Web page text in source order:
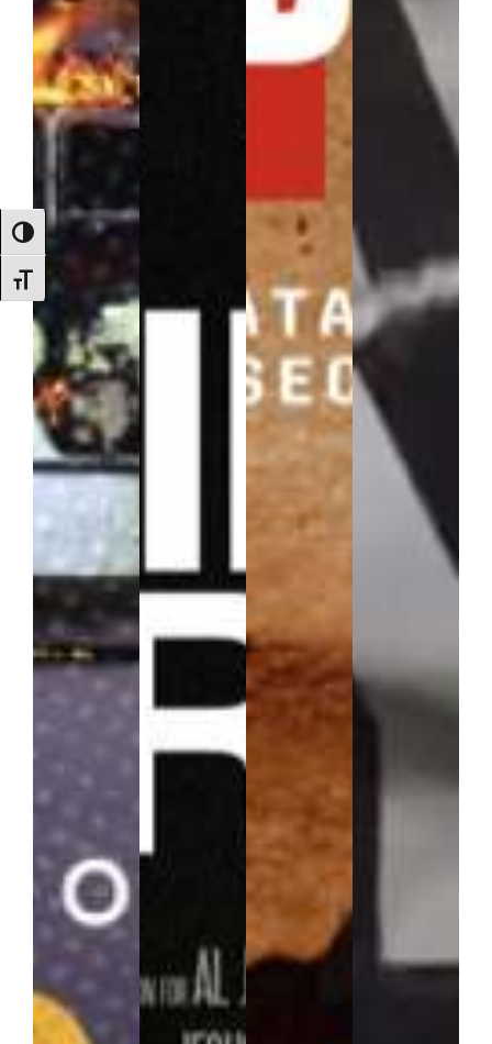
Alternar alto contraste
Alternar tamaño de letra